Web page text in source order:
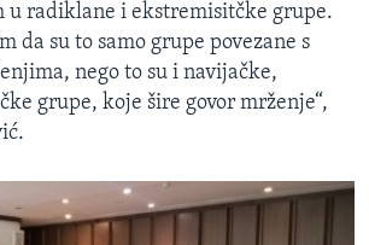
u radiklane i ekstremisitčke grupe.
da su to samo grupe povezane s
nego to su i navijačke,
grupe, koje šire govor mrženje“,